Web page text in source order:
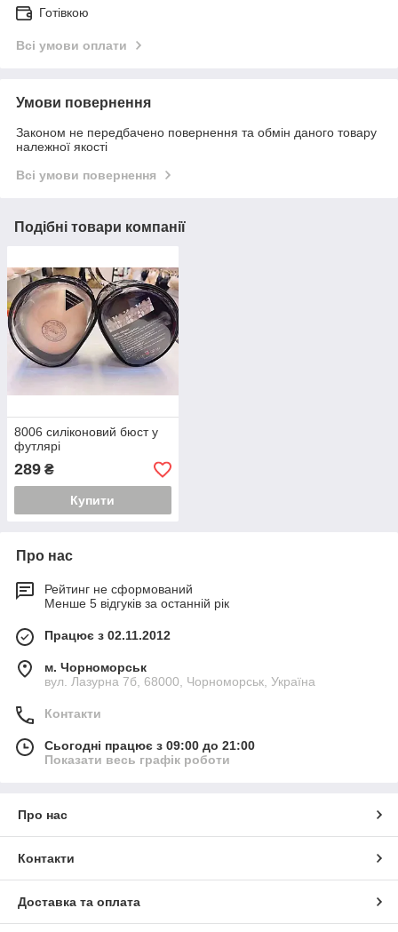
Готівкою
Всі умови оплати
Умови повернення
Законом не передбачено повернення та обмін даного товару
належної якості
Всі умови повернення
Подібні товари компанії
8006 силіконовий бюст у
футлярі
289 ₴
Купити
Про нас
Рейтинг не сформований
Менше 5 відгуків за останній рік
Працює з 02.11.2012
м. Чорноморськ
вул. Лазурна 7б, 68000, Чорноморськ, Україна
Контакти
Сьогодні працює з 09:00 до 21:00
Показати весь графік роботи
Про нас
Контакти
Доставка та оплата